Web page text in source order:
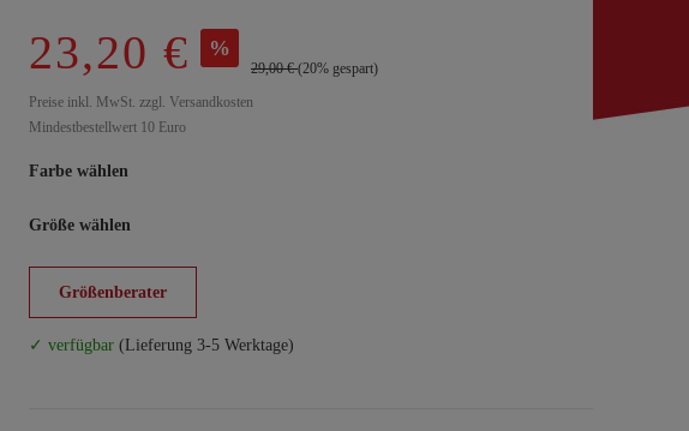
23,20 € %
29,00 €(20% gespart)
Preise inkl. MwSt. zzgl. Versandkosten
Mindestbestellwert 10 Euro
Farbe wählen
Größe wählen
Größenberater
✓ verfügbar (Lieferung 3-5 Werktage)